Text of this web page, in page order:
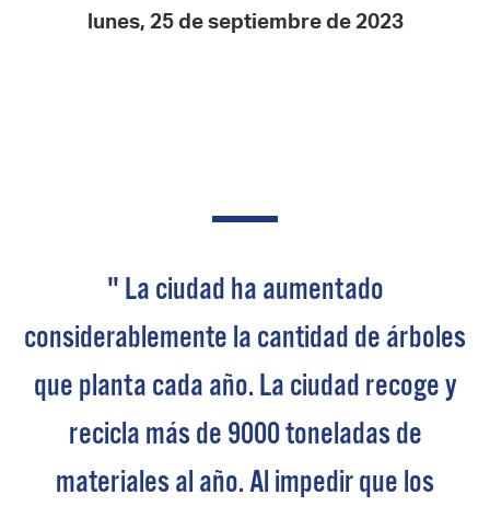
lunes, 25 de septiembre de 2023
" La ciudad ha aumentado
considerablemente la cantidad de árboles
que planta cada año. La ciudad recoge y
recicla más de 9000 toneladas de
materiales al año. Al impedir que los